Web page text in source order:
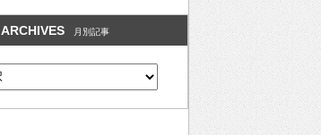
ARCHIVES 月別記事